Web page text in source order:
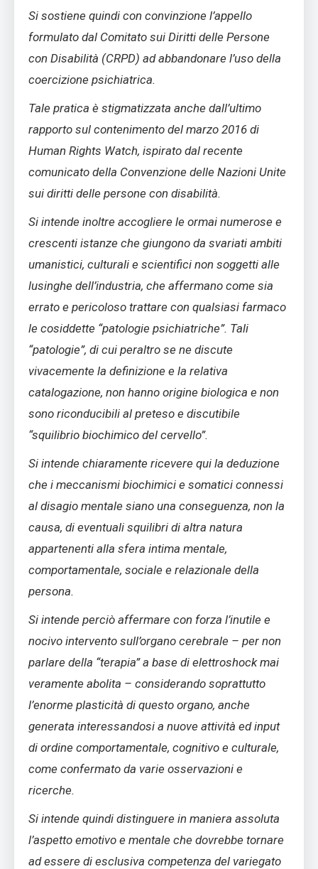
Si sostiene quindi con convinzione l’appello
formulato dal Comitato sui Diritti delle Persone
con Disabilità (CRPD) ad abbandonare l’uso della
coercizione psichiatrica.
Tale pratica è stigmatizzata anche dall’ultimo
rapporto sul contenimento del marzo 2016 di
Human Rights Watch, ispirato dal recente
comunicato della Convenzione delle Nazioni Unite
sui diritti delle persone con disabilità.
Si intende inoltre accogliere le ormai numerose e
crescenti istanze che giungono da svariati ambiti
umanistici, culturali e scientifici non soggetti alle
lusinghe dell’industria, che affermano come sia
errato e pericoloso trattare con qualsiasi farmaco
le cosiddette “patologie psichiatriche”. Tali
“patologie”, di cui peraltro se ne discute
vivacemente la definizione e la relativa
catalogazione, non hanno origine biologica e non
sono riconducibili al preteso e discutibile
“squilibrio biochimico del cervello”.
Si intende chiaramente ricevere qui la deduzione
che i meccanismi biochimici e somatici connessi
al disagio mentale siano una conseguenza, non la
causa, di eventuali squilibri di altra natura
appartenenti alla sfera intima mentale,
comportamentale, sociale e relazionale della
persona.
Si intende perciò affermare con forza l’inutile e
nocivo intervento sull’organo cerebrale – per non
parlare della “terapia” a base di elettroshock mai
veramente abolita – considerando soprattutto
l’enorme plasticità di questo organo, anche
generata interessandosi a nuove attività ed input
di ordine comportamentale, cognitivo e culturale,
come confermato da varie osservazioni e
ricerche.
Si intende quindi distinguere in maniera assoluta
l’aspetto emotivo e mentale che dovrebbe tornare
ad essere di esclusiva competenza del variegato